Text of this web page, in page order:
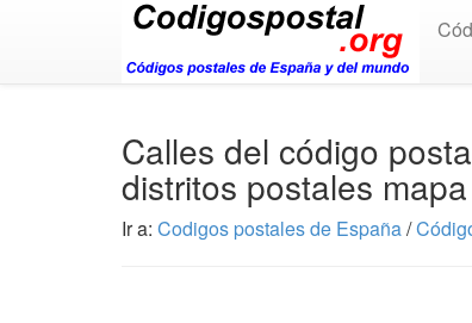
Calles del código
distritos postales
Ir a: Codigos postales de España/